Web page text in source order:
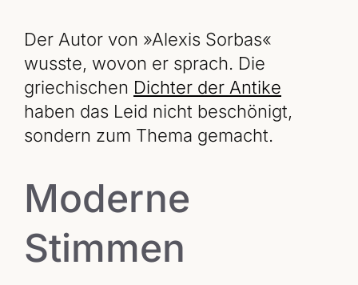
Der Autor von »Alexis Sorbas«
wusste, wovon er sprach. Die
griechischen Dichter der Antike
haben das Leid nicht beschönigt,
sondern zum Thema gemacht.
Moderne
Stimmen